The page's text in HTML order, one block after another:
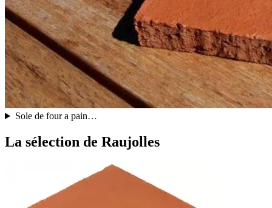
Sole de four a pain…
La sélection de Raujolles